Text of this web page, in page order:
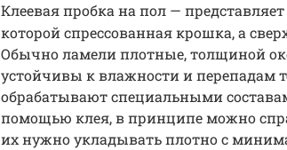
Клеевая пробка на пол —
которой спрессованная крошка, а
Обычно ламели плотные, толщиной
устойчивы к влажности и перепадам
обрабатывают специальными
помощью клея, в принципе можно
их нужно укладывать плотно с